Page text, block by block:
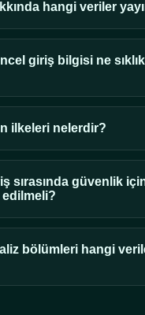
hangi veriler
giriş bilgisi ne
ilkeleri nelerdir?
sırasında güvenlik
bölümleri hangi